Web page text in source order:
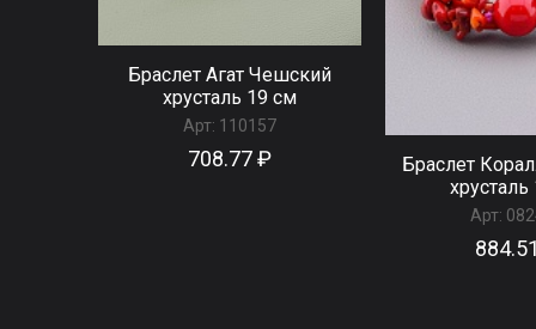
Браслет Агат Чешский
хрусталь 19 см
Арт: 110157
708.77 ₽
Браслет
Арт: